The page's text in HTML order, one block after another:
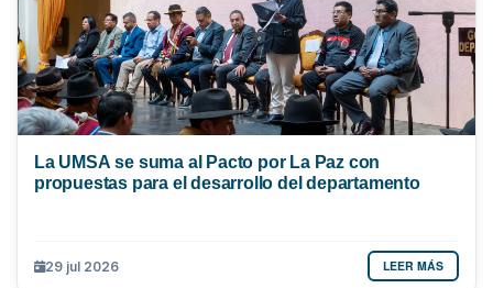
La UMSA se suma al Pacto por La Paz con
propuestas para el desarrollo del departamento
29 jul 2026 LEER MÁS